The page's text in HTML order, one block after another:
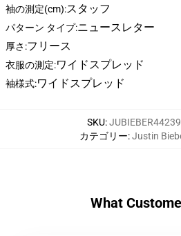
袖の測定(cm):スタッフ
パターン タイプ:ニュースレター
厚さ:フリース
衣服の測定:ワイドスプレッド
袖様式:ワイドスプレッド
SKU:
カテゴリー:Justin
What